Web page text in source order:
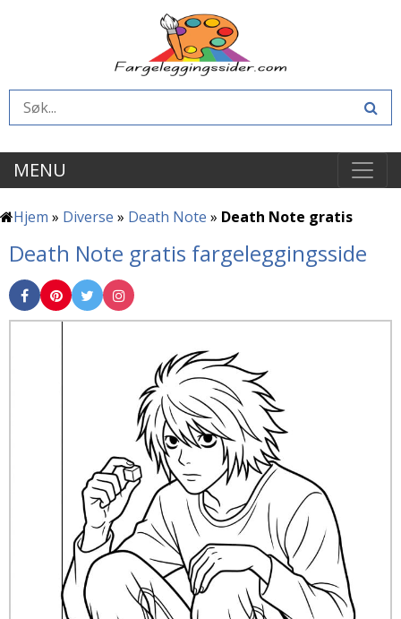
MENU
Hjem » Diverse » Death Note » Death Note gratis
Death Note gratis fargeleggingsside